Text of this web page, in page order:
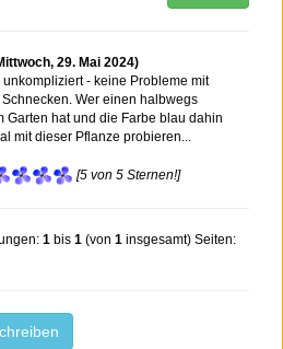
29. Mai 2024)
- keine Probleme mit
Wer einen halbwegs
Garten hat und die Farbe blau dahin
mit dieser Pflanze probieren...
[5 von 5 Sternen!]
1 bis1 (von1 insgesamt) Seiten: